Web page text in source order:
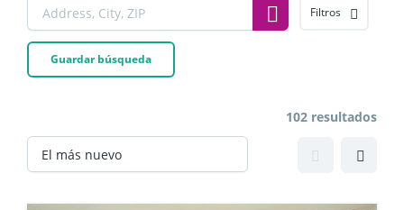
Filtros
Guardar búsqueda
102 resultados